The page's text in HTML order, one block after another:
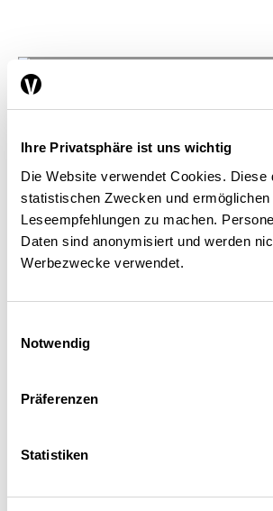
Ihre Privatsphäre ist uns wichtig
Die Website verwendet Cookies. Diese
statistischen Zwecken und ermöglichen
Leseempfehlungen zu machen.
Daten sind anonymisiert und werden
Werbezwecke verwendet.
Notwendig
Präferenzen
Statistiken
Marianne Weber
Eidg. Finanzverwaltung (EFV), Bern